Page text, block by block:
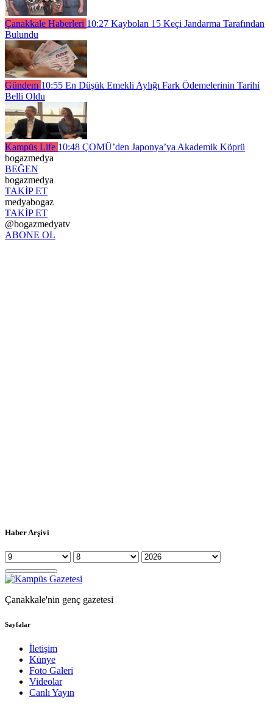
Çanakkale Haberleri 10:27 Kaybolan 15 Keçi Jandarma Tarafından
Bulundu
Gündem 10:55 En Düşük Emekli Aylığı Fark Ödemelerinin Tarihi
Belli Oldu
Kampüs Life 10:48 ÇOMÜ’den Japonya’ya Akademik Köprü
bogazmedya
BEĞEN
bogazmedya
TAKİP ET
medyabogaz
TAKİP ET
@bogazmedyatv
ABONE OL
Haber Arşivi
Çanakkale'nin genç gazetesi
Sayfalar
İletişim
Künye
Foto Galeri
Videolar
Canlı Yayın